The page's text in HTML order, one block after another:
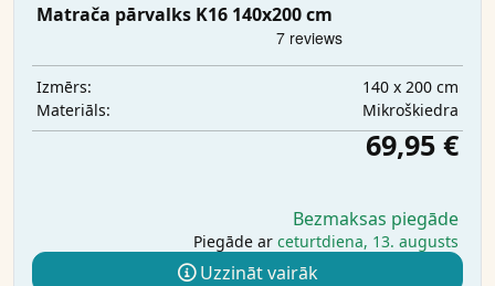
Matrača pārvalks K16 140x200 cm
Izmērs:
140 x 200 cm
Materiāls:
Mikrošķiedra
69,95 €
Bezmaksas piegāde
Piegāde ar ceturtdiena, 13. augusts
Uzzināt vairāk